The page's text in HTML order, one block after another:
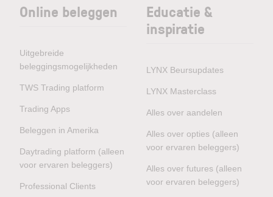
Online beleggen
Uitgebreide
beleggingsmogelijkheden
TWS Trading platform
Trading Apps
Beleggen in Amerika
Daytrading platform (alleen
voor ervaren beleggers)
Professional Clients
Educatie &
inspiratie
LYNX Beursupdates
LYNX Masterclass
Alles over aandelen
Alles over opties (alleen
voor ervaren beleggers)
Alles over futures (alleen
voor ervaren beleggers)